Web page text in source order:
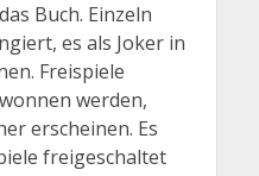
Buch. Einzeln
es als Joker in
Freispiele
werden,
erscheinen. Es
freigeschaltet